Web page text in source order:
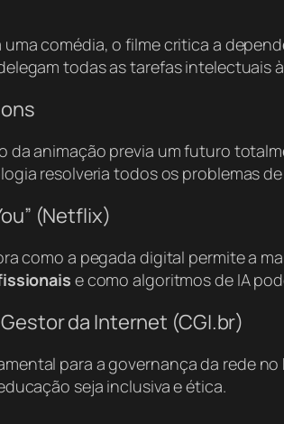
uma comédia, o filme critica a
todas as tarefas intelectuais à
da animação previa um futuro
resolveria todos os problemas
(Netflix)
como a pegada digital permite a
e como algoritmos de IA
da Internet (CGI.br)
para a governança da rede
seja inclusiva e ética.